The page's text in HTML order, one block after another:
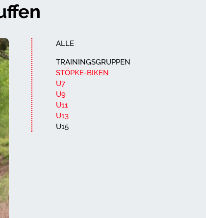
ALLE
TRAININGSGRUPPEN
STÖPKE-BIKEN
U7
U9
U11
U13
U15